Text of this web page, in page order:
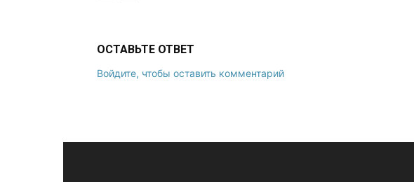
ОСТАВЬТЕ ОТВЕТ
Войдите, чтобы оставить комментарий